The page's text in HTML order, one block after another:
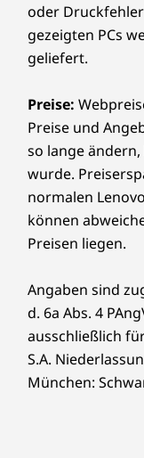
Erleben Sie
kristallklare
Audioqualität.
KI-
auf dem
Ab 7,1 kg
Nachhaltigkeit
Material
65 % recycelter
Material im
Systembeutel zu
Kunststoffabfällen
FSC®-Papier
Geringes Blaulicht;
Weitere
Sicherheit
Massenspeiche
r
Bis zu 1 TB M.2
PCIe-SSD
Vergleichen
Sämtliches
oder
gezeigten PCs
geliefert.
Preise:
Preise und
so lange
wurde.
normalen
können
Preisen liegen.
Angaben sind
d. 6a Abs. 4
ausschließlich
S.A.
München: